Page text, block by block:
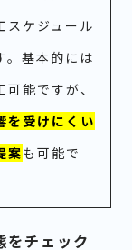
スケジュール
。基本的には
可能ですが、
を受けにくい
案も可能で
チェック